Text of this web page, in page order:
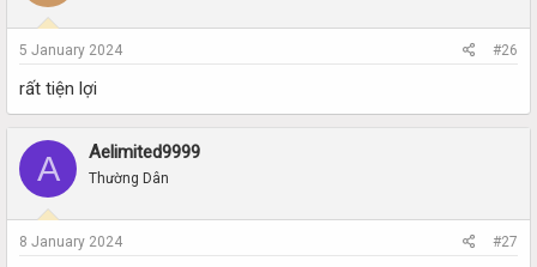
5 January 2024 #26
rất tiện lợi
A Aelimited9999
Thường Dân
8 January 2024 #27